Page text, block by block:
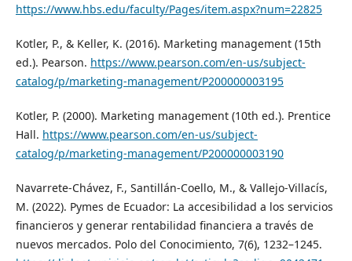
https://www.hbs.edu/faculty/Pages/item.aspx?num=22825
Kotler, P., & Keller, K. (2016). Marketing management (15th
ed.). Pearson. https://www.pearson.com/en-us/subject-
catalog/p/marketing-management/P200000003195
Kotler, P. (2000). Marketing management (10th ed.). Prentice
Hall. https://www.pearson.com/en-us/subject-
catalog/p/marketing-management/P200000003190
Navarrete-Chávez, F., Santillán-Coello, M., & Vallejo-Villacís,
M. (2022). Pymes de Ecuador: La accesibilidad a los servicios
financieros y generar rentabilidad financiera a través de
nuevos mercados. Polo del Conocimiento, 7(6), 1232–1245.